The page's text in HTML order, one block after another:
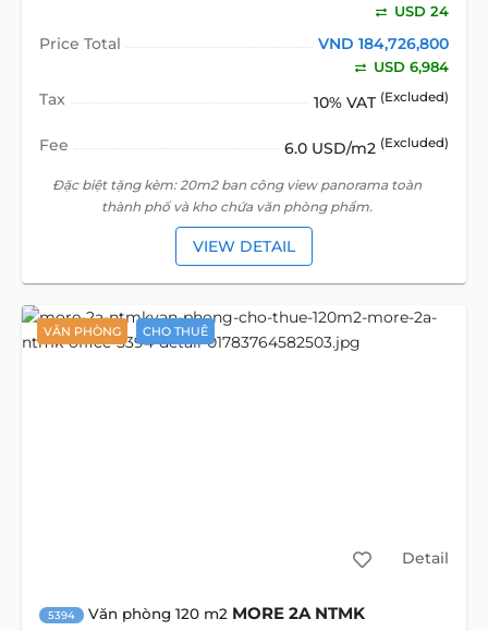
USD 24
Price Total VND 184,726,800
USD 6,984
Tax 10% VAT (Excluded)
Fee 6.0 USD/m2 (Excluded)
Đặc biệt tặng kèm: 20m2 ban công view panorama toàn
thành phố và kho chứa văn phòng phẩm.
VIEW DETAIL
VĂN PHÒNG CHO THUÊ
Detail
5394 Văn phòng 120 m2 MORE 2A NTMK